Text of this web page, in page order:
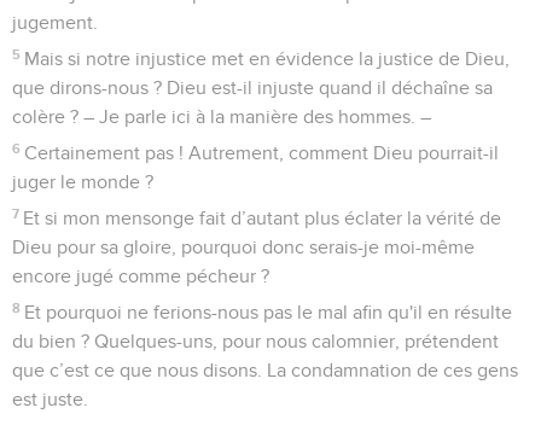
jugement.
5 Mais si notre injustice met en évidence la justice de Dieu,
que dirons-nous ? Dieu est-il injuste quand il déchaîne sa
colère ? – Je parle ici à la manière des hommes. –
6 Certainement pas ! Autrement, comment Dieu pourrait-il
juger le monde ?
7 Et si mon mensonge fait d’autant plus éclater la vérité de
Dieu pour sa gloire, pourquoi donc serais-je moi-même
encore jugé comme pécheur ?
8 Et pourquoi ne ferions-nous pas le mal afin qu'il en résulte
du bien ? Quelques-uns, pour nous calomnier, prétendent
que c’est ce que nous disons. La condamnation de ces gens
est juste.